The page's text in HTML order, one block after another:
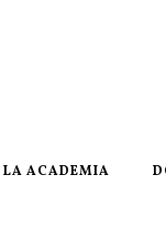
LA ACADEMIA